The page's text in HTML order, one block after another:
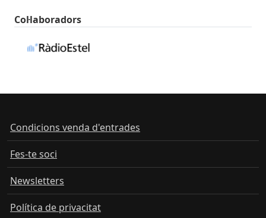
Col·laboradors
Condicions venda d'entrades
Fes-te soci
Newsletters
Política de privacitat